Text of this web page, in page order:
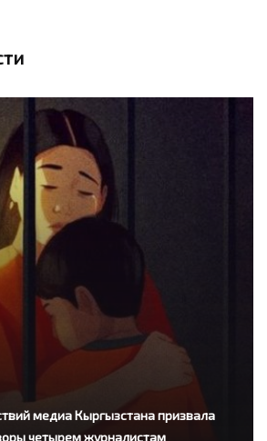
медиа Кыргызстана призвала
четырем журналистам